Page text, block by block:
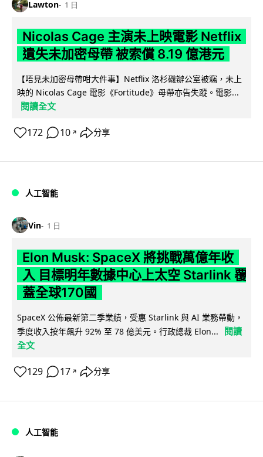
Lawton 1 日
Nicolas Cage 主演未上映電影 Netflix
遺失未加密母帶 被索償 8.19 億港元
【唔見未加密母帶咁大件事】Netflix 洛杉磯辦公室被竊，未上
映的 Nicolas Cage 電影《Fortitude》母帶亦告失蹤。電影...
閱讀全文
172 10 ↗ 分享
人工智能
Vin 1 日
Elon Musk: SpaceX 將挑戰萬億年收
入 目標明年數據中心上太空 Starlink 覆
蓋全球170國
SpaceX 公佈最新第二季業績，受惠 Starlink 與 AI 業務帶動，
季度收入按年飆升 92% 至 78 億美元。行政總裁 Elon...
閱讀
全文
129 17 ↗ 分享
人工智能